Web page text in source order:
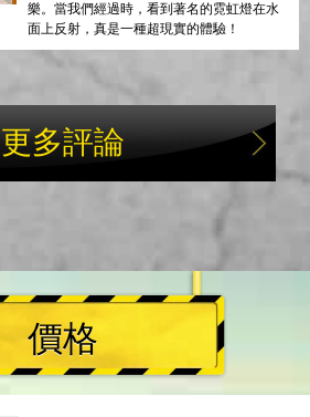
樂。當我們經過時，看到著名的霓虹燈在水
面上反射，真是一種超現實的體驗！
更多評論
價格